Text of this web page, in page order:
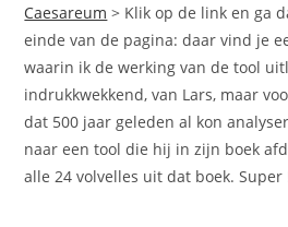
Caesareum > Klik op de link en ga
einde van de pagina: daar vind je
waarin ik de werking van de tool
indrukkwekkend, van Lars, maar
dat 500 jaar geleden al kon
naar een tool die hij in zijn boek
alle 24 volvelles uit dat boek. Super